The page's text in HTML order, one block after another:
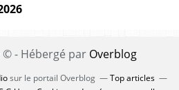
© - Hébergé par Overblog
sur le portail Overblog
Top articles